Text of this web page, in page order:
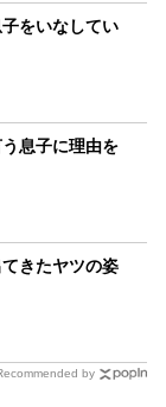
をいなしてい
う息子に理由を
きたヤツの姿
by